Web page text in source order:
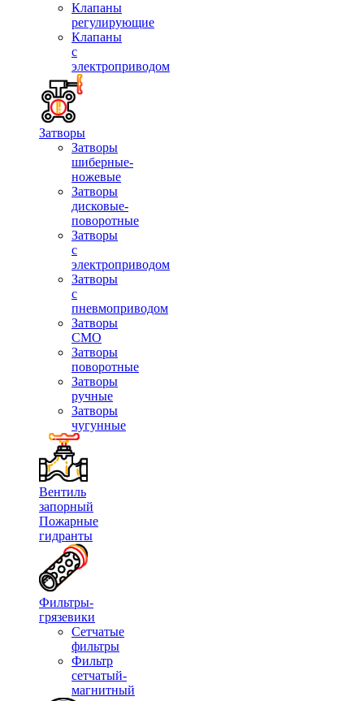
Клапаны
регулирующие
Клапаны
с
электроприводом
Затворы
Затворы
шиберные-
ножевые
Затворы
дисковые-
поворотные
Затворы
с
электроприводом
Затворы
с
пневмоприводом
Затворы
СМО
Затворы
поворотные
Затворы
ручные
Затворы
чугунные
Вентиль
запорный
Пожарные
гидранты
Фильтры-
грязевики
Сетчатые
фильтры
Фильтр
сетчатый-
магнитный